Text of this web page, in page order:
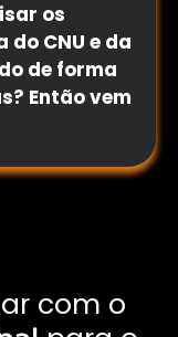
os
CNU e da
de forma
Então vem
com o